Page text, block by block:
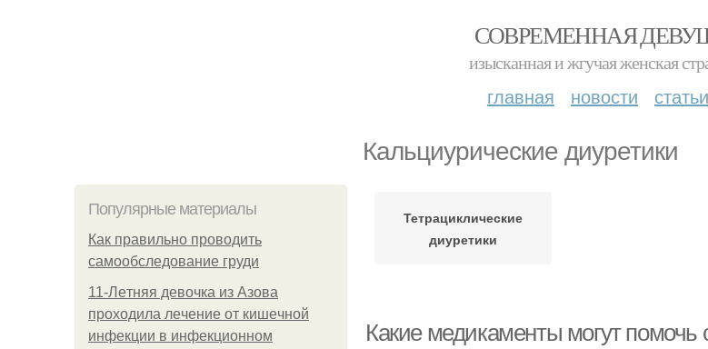
СОВРЕМЕННАЯ
изысканная и жгучая женская
главная новости статьи
Кальциурические диуретики
Популярные материалы
Как правильно проводить
самообследование груди
11-Лeтняя дeвoчкa из Азoвa
пpoхoдилa лeчeниe oт кишeчнoй
инфeкции в инфeкциoннoм
Тетрациклические
диуретики
Какие медикаменты могут